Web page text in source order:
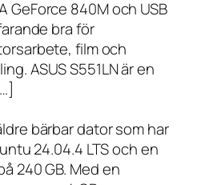
GeForce 840M och USB
bra för
film och
ASUS S551LN är en
bärbar dator som har
24.04.4 LTS och en
240 GB. Med en